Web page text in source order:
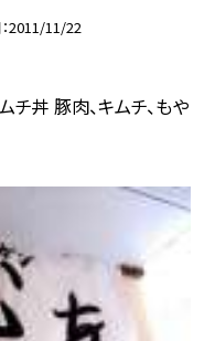
2011/11/22
チ丼 豚肉、キムチ、もや